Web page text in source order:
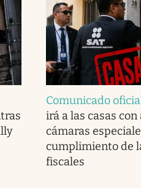
Comunicado
irá a las casas
cámaras
cumplimiento de
fiscales